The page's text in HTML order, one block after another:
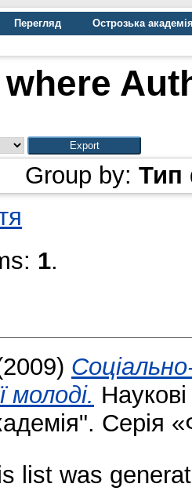
Перегляд
Острозька
Group by: Тип
1.
молоді.
Серія
list was